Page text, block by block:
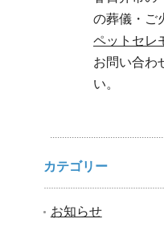
の葬儀・ご
ペットセレ
お問い合わ
い。
カテゴリー
お知らせ